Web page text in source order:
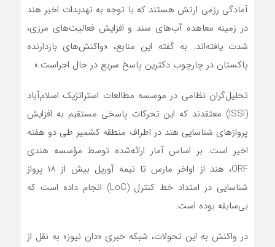
آمادگی رزمی ارتش هستند که با توجه به تهدیدات اخیر هند
در زمینه معاهده آب‌های سند و افزایش فعالیت‌های مرزی،
شدت یافته‌اند. به گفته این منابع، «واکنش‌های بازدارنده
پاکستان در چارچوب دکترین پاسخ سریع در حال اجراست.»
تحلیل‌گران نظامی در موسسه مطالعات استراتژیک اسلام‌آباد
(ISSI) معتقدند که این تحرکات پاسخی مستقیم به افزایش
پروازهای شناسایی هند در اطراف منطقه کشمیر طی دو هفته
اخیر است. بر اساس آمار ارائه‌شده توسط مؤسسه هندی
ORF، هند از اواخر مارس تا نیمه آوریل بیش از ۱۸ پرواز
شناسایی در امتداد خط کنترل (LoC) انجام داده است که
بی‌سابقه بوده است.
در واکنش به این تحولات، شبکه خبری «دان نیوز» به نقل از